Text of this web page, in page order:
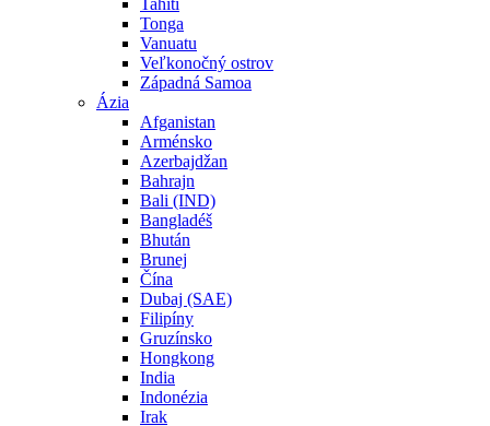
Tahiti
Tonga
Vanuatu
Veľkonočný ostrov
Západná Samoa
Ázia
Afganistan
Arménsko
Azerbajdžan
Bahrajn
Bali (IND)
Bangladéš
Bhután
Brunej
Čína
Dubaj (SAE)
Filipíny
Gruzínsko
Hongkong
India
Indonézia
Irak